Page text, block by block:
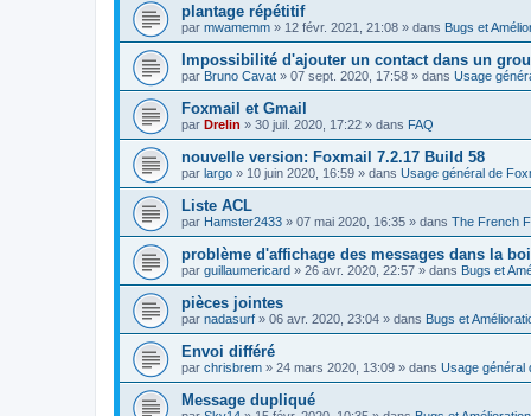
plantage répétitif
par mwamemm » 12 févr. 2021, 21:08 » dans Bugs et
Impossibilité d'ajouter un contact dans un
par Bruno Cavat » 07 sept. 2020, 17:58 » dans Usage
Foxmail et Gmail
par Drelin » 30 juil. 2020, 17:22 » dans FAQ
nouvelle version: Foxmail 7.2.17 Build 58
par largo » 10 juin 2020, 16:59 » dans Usage général de
Liste ACL
par Hamster2433 » 07 mai 2020, 16:35 » dans The French
problème d'affichage des messages dans la
par guillaumericard » 26 avr. 2020, 22:57 » dans Bugs et
pièces jointes
par nadasurf » 06 avr. 2020, 23:04 » dans Bugs et
Envoi différé
par chrisbrem » 24 mars 2020, 13:09 » dans Usage général
Message dupliqué